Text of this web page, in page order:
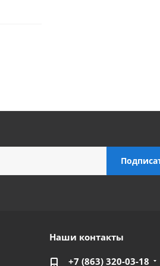
Наши контакты
+7 (863) 320-03-18